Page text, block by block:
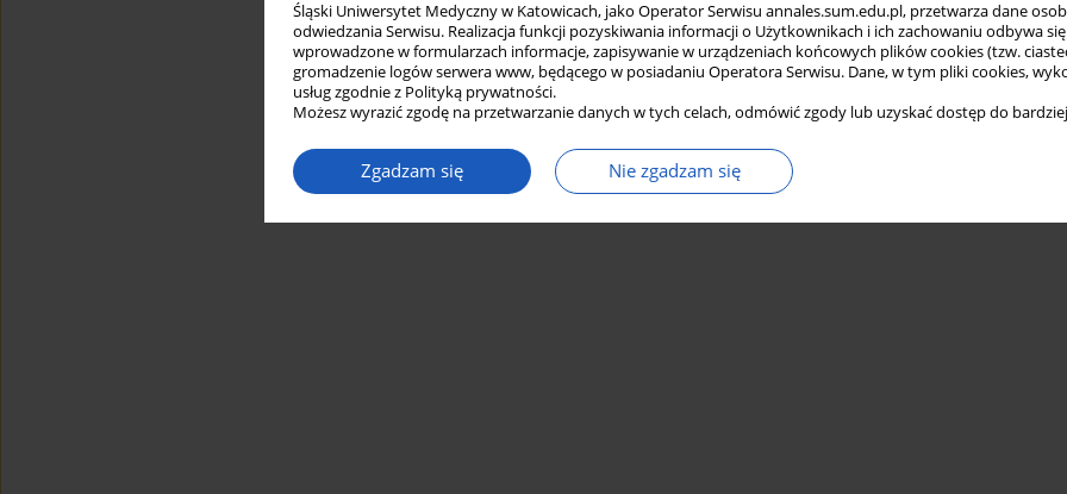
Śląski Uniwersytet Medyczny w Katowicach, jako Operator Serwisu annales.sum.edu.pl, przetwarza dane
odwiedzania Serwisu. Realizacja funkcji pozyskiwania informacji o Użytkownikach i ich zachowaniu odbywa
wprowadzone w formularzach informacje, zapisywanie w urządzeniach końcowych plików cookies (tzw.
gromadzenie logów serwera www, będącego w posiadaniu Operatora Serwisu. Dane, w tym pliki cookies,
usług zgodnie z Polityką prywatności.
Możesz wyrazić zgodę na przetwarzanie danych w tych celach, odmówić zgody lub uzyskać dostęp do
Zgadzam się Nie zgadzam się